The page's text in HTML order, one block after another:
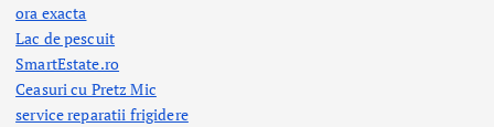
ora exacta
Lac de pescuit
SmartEstate.ro
Ceasuri cu Pretz Mic
service reparatii frigidere